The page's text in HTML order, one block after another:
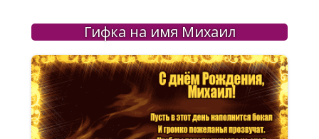
Гифка на имя Михаил